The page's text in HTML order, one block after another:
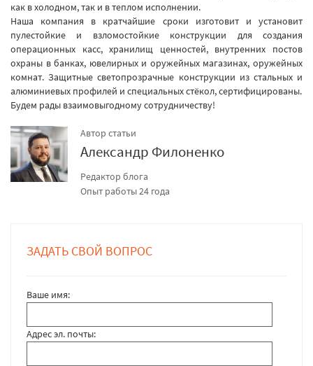
как в холодном, так и в теплом исполнении.
Наша компания в кратчайшие сроки изготовит и установит
пулестойкие и взломостойкие конструкции для создания
операционных касс, хранилищ ценностей, внутренних постов
охраны в банках, ювелирных и оружейных магазинах, оружейных
комнат. Защитные светопрозрачные конструкции из стальных и
алюминиевых профилей и специальных стёкол, сертифицированы.
Будем рады взаимовыгодному сотрудничеству!
Автор статьи
Александр Филоненко
Редактор блога
Опыт работы 24 года
ЗАДАТЬ СВОЙ ВОПРОС
Ваше имя:
Адрес эл. почты: